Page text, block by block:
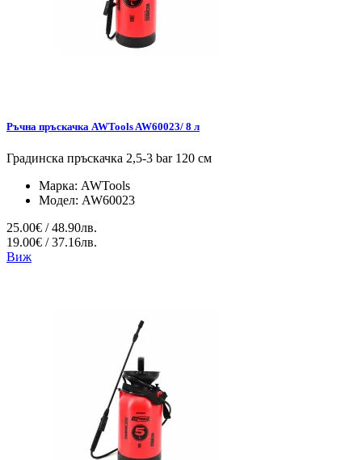
Ръчна пръскачка AWTools AW60023/ 8 л
Градинска пръскачка 2,5-3 bar 120 см
Марка: AWTools
Модел: AW60023
25.00€ / 48.90лв.
19.00€ / 37.16лв.
Виж